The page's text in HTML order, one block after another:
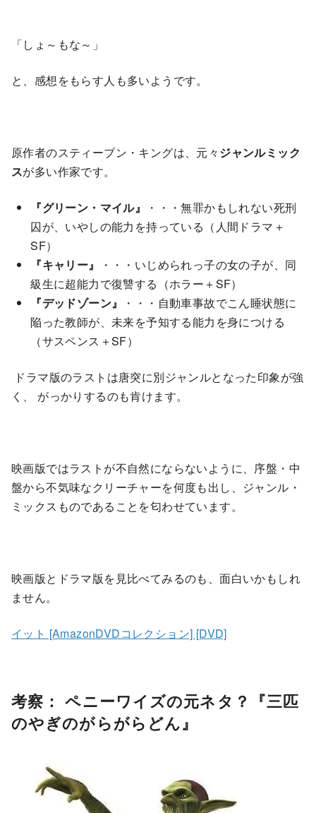
「しょ～もな～」
と、感想をもらす人も多いようです。
原作者のスティーブン・キングは、元々ジャンルミック
スが多い作家です。
『グリーン・マイル』
・・・無罪かもしれない死刑
囚が、いやしの能力を持っている（人間ドラマ＋
SF）
『キャリー』
・・・いじめられっ子の女の子が、同
級生に超能力で復讐する（ホラー＋SF）
『デッドゾーン』
・・・自動車事故でこん睡状態に
陥った教師が、未来を予知する能力を身につける
（サスペンス＋SF）
ドラマ版のラストは唐突に別ジャンルとなった印象が強
く、 がっかりするのも肯けます。
映画版ではラストが不自然にならないように、序盤・中
盤から不気味なクリーチャーを何度も出し、ジャンル・
ミックスものであることを匂わせています。
映画版とドラマ版を見比べてみるのも、面白いかもしれ
ません。
イット [AmazonDVDコレクション] [DVD]
考察： ペニーワイズの元ネタ？『三匹
のやぎのがらがらどん』